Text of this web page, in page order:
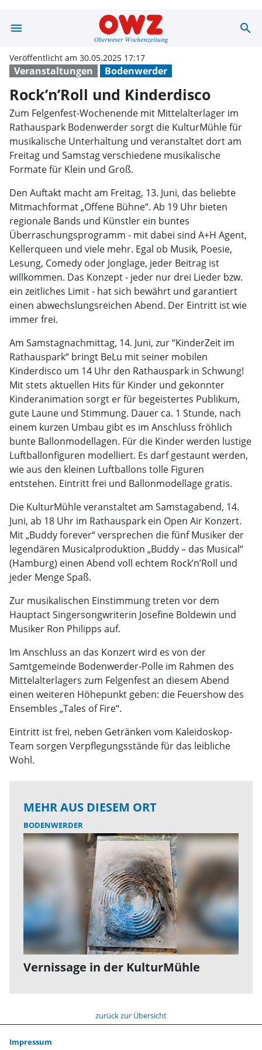
menu Rock’n’Roll search
Veranstaltungen Bodenwerder
Veröffentlicht am 30.05.2025 17:17
Rock’n’Roll und Kinderdisco
Zum Felgenfest-Wochenende mit Mittelalterlager im
Rathauspark Bodenwerder sorgt die KulturMühle für
musikalische Unterhaltung und veranstaltet dort am
Freitag und Samstag verschiedene musikalische
Formate für Klein und Groß.
Den Auftakt macht am Freitag, 13. Juni, das beliebte
Mitmachformat „Offene Bühne“. Ab 19 Uhr bieten
regionale Bands und Künstler ein buntes
Überraschungsprogramm - mit dabei sind A+H Agent,
Kellerqueen und viele mehr. Egal ob Musik, Poesie,
Lesung, Comedy oder Jonglage, jeder Beitrag ist
willkommen. Das Konzept - jeder nur drei Lieder bzw.
ein zeitliches Limit - hat sich bewährt und garantiert
einen abwechslungsreichen Abend. Der Eintritt ist wie
immer frei.
Am Samstagnachmittag, 14. Juni, zur “KinderZeit im
Rathauspark“ bringt BeLu mit seiner mobilen
Kinderdisco um 14 Uhr den Rathauspark in Schwung!
Mit stets aktuellen Hits für Kinder und gekonnter
Kinderanimation sorgt er für begeistertes Publikum,
gute Laune und Stimmung. Dauer ca. 1 Stunde, nach
einem kurzen Umbau gibt es im Anschluss fröhlich
bunte Ballonmodellagen. Für die Kinder werden lustige
Luftballonfiguren modelliert. Es darf gestaunt werden,
wie aus den kleinen Luftballons tolle Figuren
entstehen. Eintritt frei und Ballonmodellage gratis.
Die KulturMühle veranstaltet am Samstagabend, 14.
Juni, ab 18 Uhr im Rathauspark ein Open Air Konzert.
Mit „Buddy forever“ versprechen die fünf Musiker der
legendären Musicalproduktion „Buddy – das Musical“
(Hamburg) einen Abend voll echtem Rock’n’Roll und
jeder Menge Spaß.
Zur musikalischen Einstimmung treten vor dem
Hauptact Singersongwriterin Josefine Boldewin und
Musiker Ron Philipps auf.
Im Anschluss an das Konzert wird es von der
Samtgemeinde Bodenwerder-Polle im Rahmen des
Mittelalterlagers zum Felgenfest an diesem Abend
einen weiteren Höhepunkt geben: die Feuershow des
Ensembles „Tales of Fire“.
Eintritt ist frei, neben Getränken vom Kaleidoskop-
Team sorgen Verpflegungsstände für das leibliche
Wohl.
MEHR AUS DIESEM ORT
BODENWERDER
Vernissage in der KulturMühle
zurück zur Übersicht
Impressum